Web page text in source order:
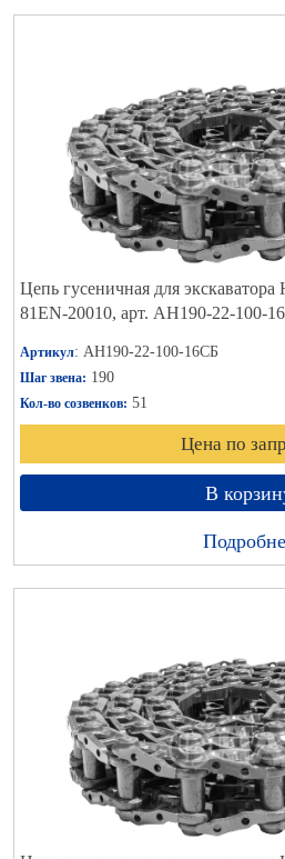
Цепь гусеничная для
81EN-20010, арт. АН190-22-100-
Артикул: АН190-22-100-16СБ
Шаг звена: 190
Кол-во созвенков: 51
Цена по
В